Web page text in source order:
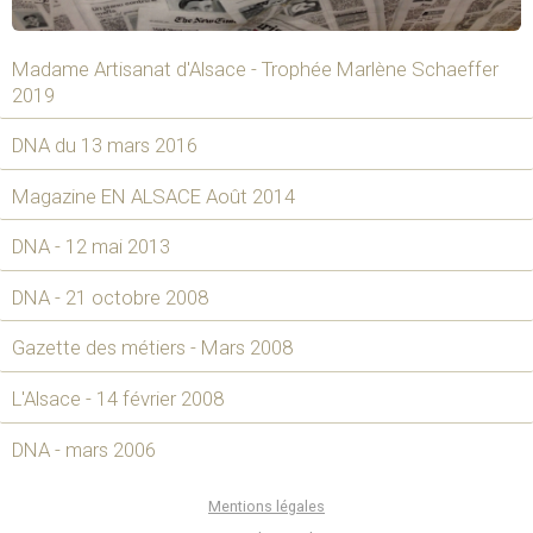
Madame Artisanat d'Alsace - Trophée Marlène Schaeffer
2019
DNA du 13 mars 2016
Magazine EN ALSACE Août 2014
DNA - 12 mai 2013
DNA - 21 octobre 2008
Gazette des métiers - Mars 2008
L'Alsace - 14 février 2008
DNA - mars 2006
Mentions légales